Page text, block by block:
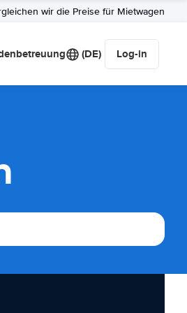
wir die Preise für Mietwagen
(DE) Log-in